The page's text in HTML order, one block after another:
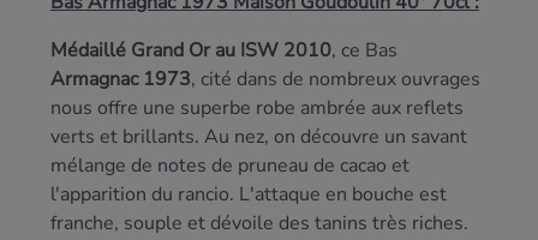
Médaillé Grand Or au ISW 2010, ce Bas
Armagnac 1973, cité dans de nombreux ouvrages
nous offre une superbe robe ambrée aux reflets
verts et brillants. Au nez, on découvre un savant
mélange de notes de pruneau de cacao et
l'apparition du rancio. L'attaque en bouche est
franche, souple et dévoile des tanins très riches.